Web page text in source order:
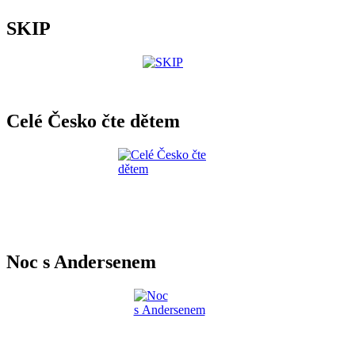
SKIP
Celé Česko čte dětem
Noc s Andersenem